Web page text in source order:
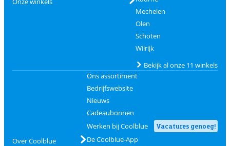
Mechelen
Olen
Schoten
Wilrijk
Bekijk al onze 11 winkels
Over Coolblue
Ons assortiment
Bedrijfswebsite
Nieuws
Cadeaubonnen
Werken bij Coolblue
Vacatures genoeg!
De Coolblue-App